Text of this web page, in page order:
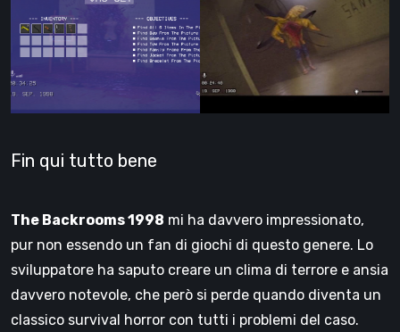
Fin qui tutto bene
The Backrooms 1998 mi ha davvero impressionato,
pur non essendo un fan di giochi di questo genere. Lo
sviluppatore ha saputo creare un clima di terrore e ansia
davvero notevole, che però si perde quando diventa un
classico survival horror con tutti i problemi del caso.